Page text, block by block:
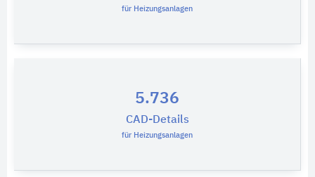
für Heizungsanlagen
5.736
CAD-Details
für Heizungsanlagen